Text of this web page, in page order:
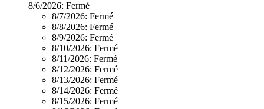
8/6/2026: Fermé
8/7/2026: Fermé
8/8/2026: Fermé
8/9/2026: Fermé
8/10/2026: Fermé
8/11/2026: Fermé
8/12/2026: Fermé
8/13/2026: Fermé
8/14/2026: Fermé
8/15/2026: Fermé